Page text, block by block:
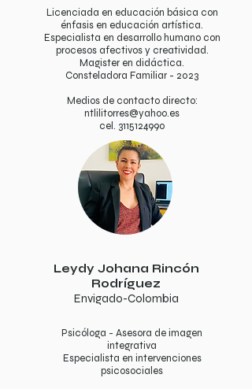
Licenciada en educación básica con
énfasis en educación artística.
Especialista en desarrollo humano con
procesos afectivos y creatividad.
Magister en didáctica.
Consteladora Familiar - 2023
Medios de contacto directo:
ntlilitorres@yahoo.es
cel. 3115124990
Leydy Johana Rincón
Rodríguez
Envigado-Colombia
Psicóloga - Asesora de imagen
integrativa
Especialista en intervenciones
psicosociales